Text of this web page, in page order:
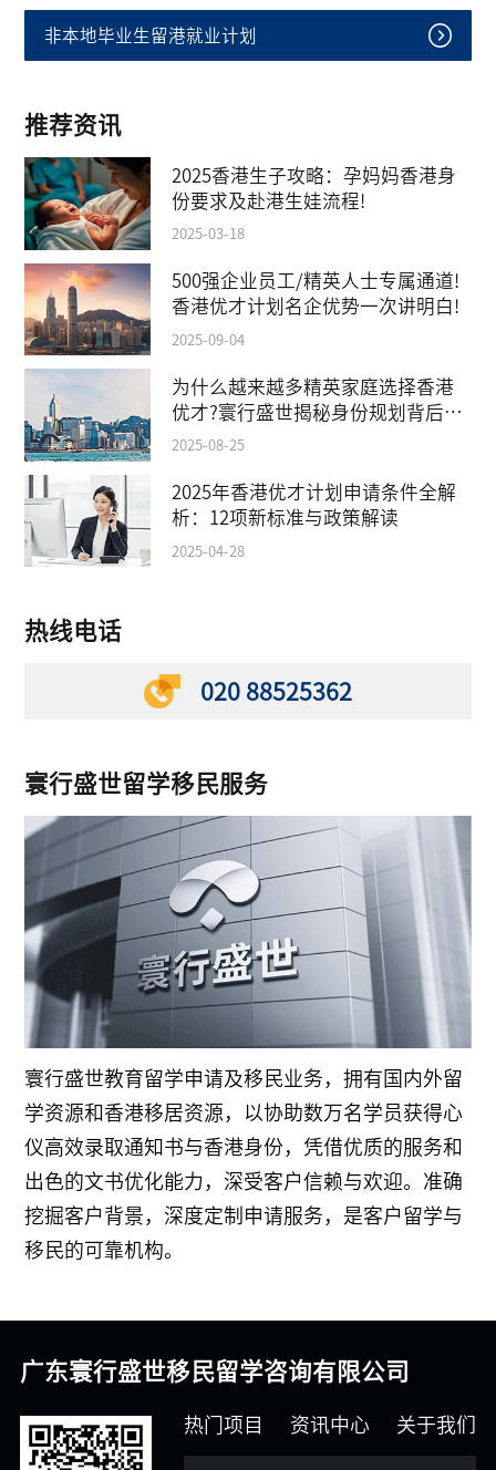
非本地毕业生留港就业计划
推荐资讯
2025香港生子攻略：孕妈妈香港身
份要求及赴港生娃流程!
2025-03-18
500强企业员工/精英人士专属通道!
香港优才计划名企优势一次讲明白!
2025-09-04
为什么越来越多精英家庭选择香港
优才?寰行盛世揭秘身份规划背后的
教育红利
2025-08-25
2025年香港优才计划申请条件全解
析：12项新标准与政策解读
2025-04-28
热线电话
020 88525362
寰行盛世留学移民服务
寰行盛世教育留学申请及移民业务，拥有国内外留
学资源和香港移居资源，以协助数万名学员获得心
仪高效录取通知书与香港身份，凭借优质的服务和
出色的文书优化能力，深受客户信赖与欢迎。准确
挖掘客户背景，深度定制申请服务，是客户留学与
移民的可靠机构。
广东寰行盛世移民留学咨询有限公司
热门项目 资讯中心 关于我们